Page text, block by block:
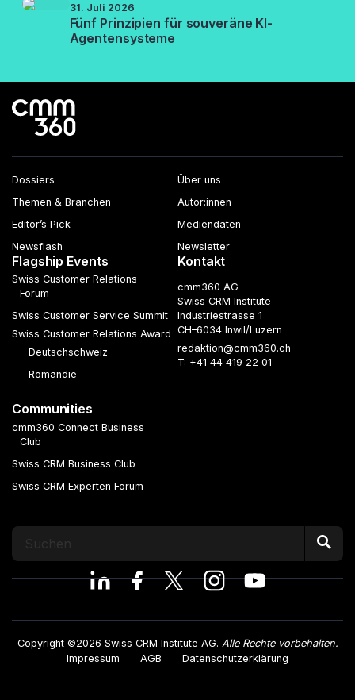
31. Juli 2026
Fünf Prinzipien für souveräne KI-
Agentensysteme
Dossiers
Themen & Branchen
Editor’s Pick
Newsflash
Über uns
Autor:innen
Mediendaten
Newsletter
Flagship Events
Swiss Customer Relations
Forum
Swiss Customer Service Summit
Swiss Customer Relations Award
Deutschschweiz
Romandie
Communities
cmm360 Connect Business
Club
Swiss CRM Business Club
Swiss CRM Experten Forum
Kontakt
cmm360 AG
Swiss CRM Institute
Industriestrasse 1
CH–6034 Inwil/Luzern
redaktion@cmm360.ch
T: +41 44 419 22 01
Copyright ©2026 Swiss CRM Institute AG. Alle Rechte vorbehalten.
Impressum
AGB Datenschutzerklärung